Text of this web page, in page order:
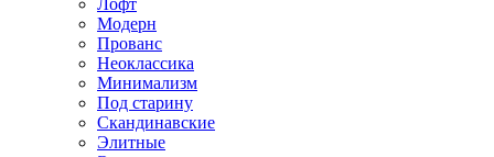
Лофт
Модерн
Прованс
Неоклассика
Минимализм
Под старину
Скандинавские
Элитные